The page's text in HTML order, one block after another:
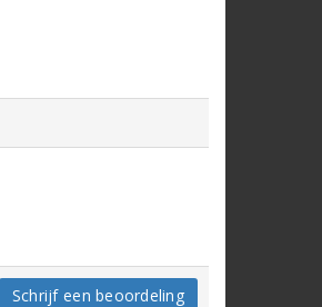
Schrijf een beoordeling